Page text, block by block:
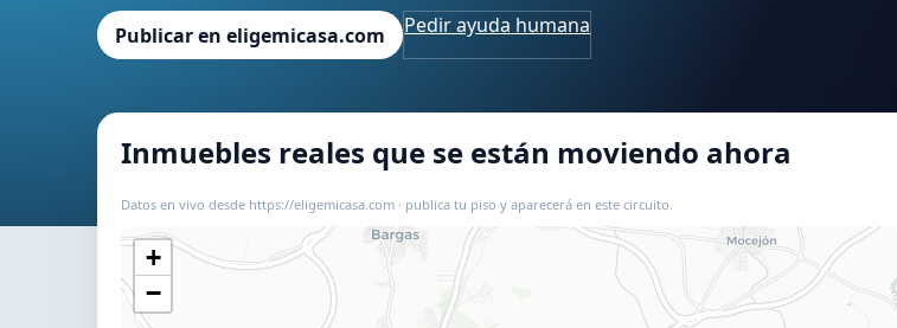
Publicar en eligemicasa.com Pedir ayuda humana
Inmuebles reales que se están moviendo ahora
Datos en vivo desde https://eligemicasa.com · publica tu piso y aparecerá en este circuito.
+
−
📍 Usar este mapa